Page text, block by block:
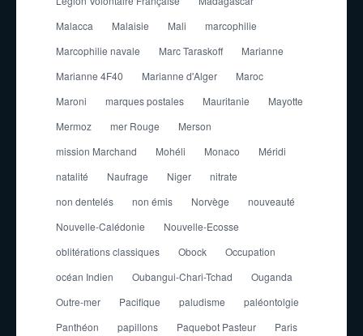
Malacca
Malaisie Mali
marcophilie
Marcophilie navale
Marc Taraskoff
Marianne
Marianne 4F40
Marianne d'Alger
Maroc
Maroni
marques postales Mauritanie
Mayotte
Mermoz
mer Rouge
Merson
mission Marchand
Mohéli Monaco
Méridi
natalité
Naufrage Niger
nitrate
non dentelés
non émis Norvège
nouveauté
Nouvelle-Calédonie
Nouvelle-Ecosse
oblitérations classiques
Obock
Occupation
océan Indien
Oubangui-Chari-Tchad
Ouganda
Outre-mer
Pacifique paludisme
paléontolgie
Panthéon
papillons Paquebot Pasteur Paris